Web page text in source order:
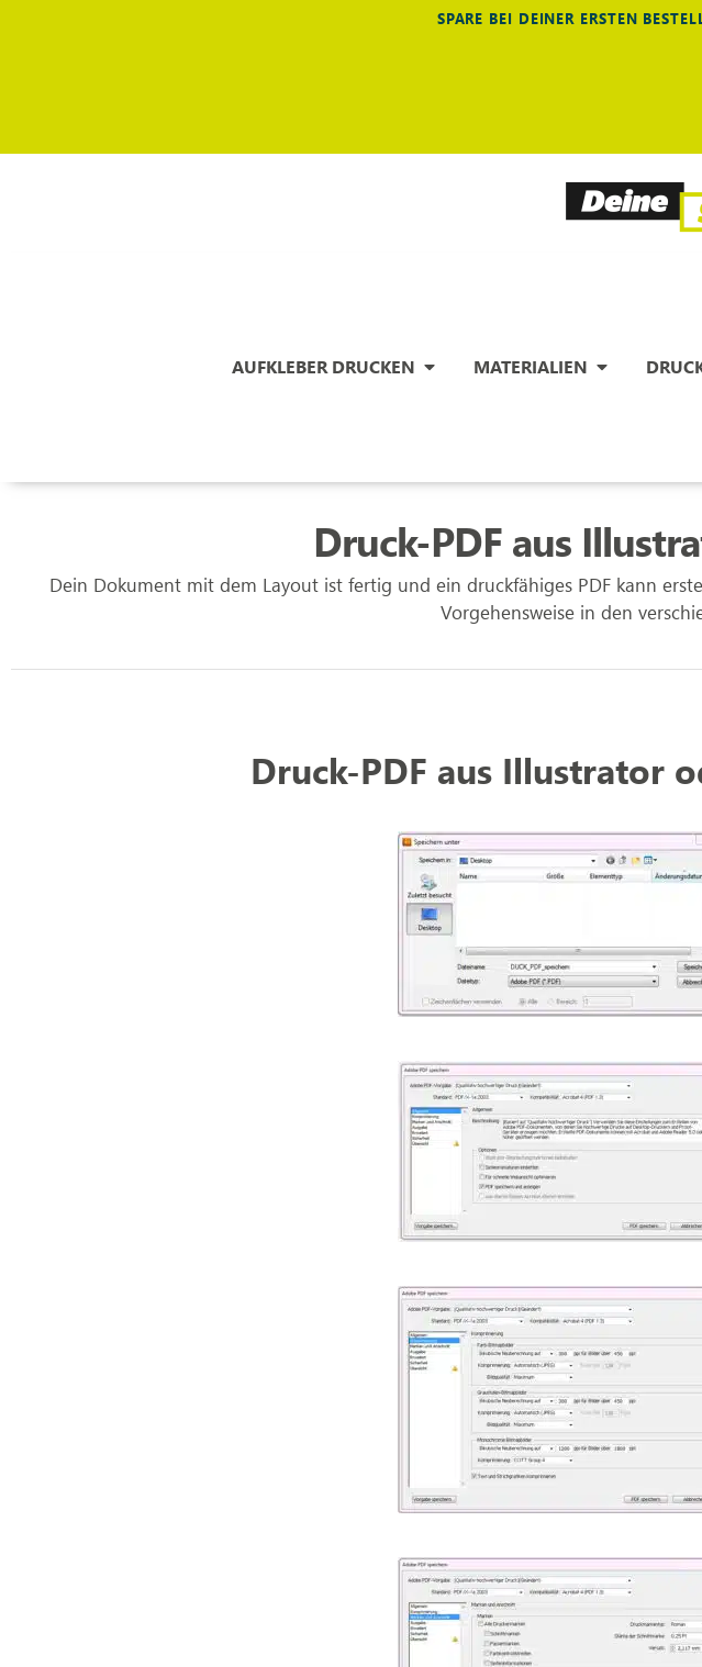
SPARE BEI DEINER ERSTEN
AUFKLEBER DRUCKEN MATERIALIEN
Druck-PDF aus
Dein Dokument mit dem Layout ist fertig und ein druckfähiges PDF kann
Vorgehensweise in den
Druck-PDF aus Illustrator